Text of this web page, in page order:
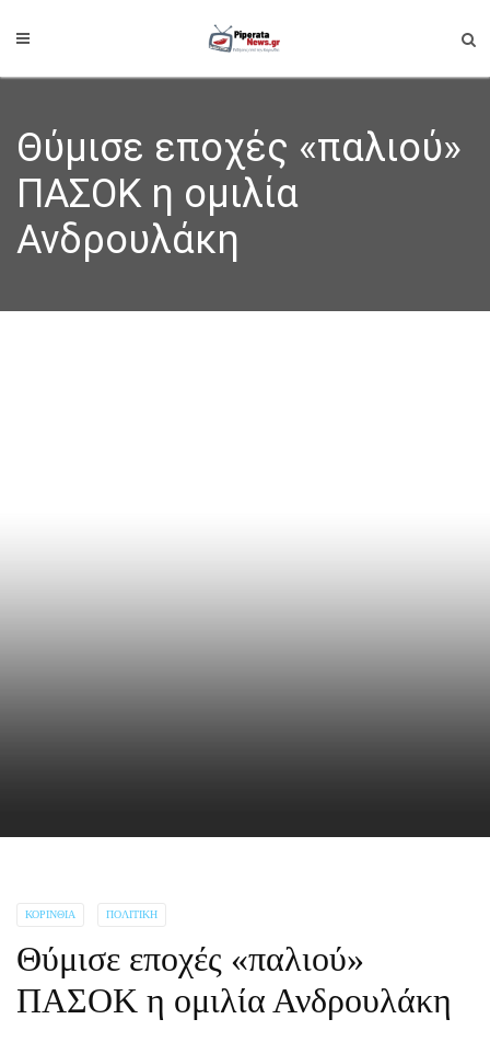
Θύμισε εποχές «παλιού»
ΠΑΣΟΚ η ομιλία
Ανδρουλάκη
ΚΟΡΙΝΘΊΑ ΠΟΛΙΤΙΚΉ
Θύμισε εποχές «παλιού»
ΠΑΣΟΚ η ομιλία Ανδρουλάκη